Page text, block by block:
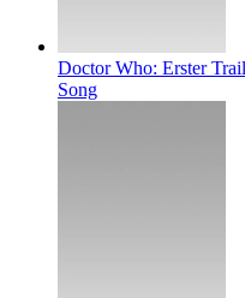
Doctor Who: Erster
Song